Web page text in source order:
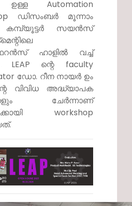
ഉള്ള Automation
ഡിസംബർ മൂന്നാം
കമ്പ്യൂട്ടർ സയൻസ്
ഹാളിൽ വച്ച്
LEAP ന്റെ faculty
ഡോ. റീന നായർ ഉം
വിവിധ അദ്ധ്യാപക
ചേർന്നാണ്
workshop